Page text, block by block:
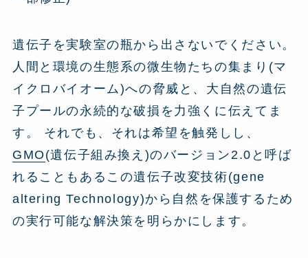
遺伝子を実験室の瓶から出さないでください。
人間と環境の生態系の微生物たちの集まり(マ
イクロバイオーム)への脅威と、大自然の遺伝
子プールの永続的な破損を力強くに伝えてま
す。 それでも、それは希望を触発しし、
GMO (遺伝子組み換え)のバージョン2.0と呼ば
れることもあるこの遺伝子改変技術(gene
altering Technology)から自然を保護するため
の実行可能な解決策を明らかにします。